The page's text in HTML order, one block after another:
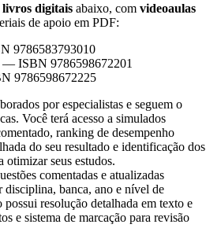
livros digitais abaixo, com videoaulas
de apoio em PDF:
9786583793010
— ISBN 9786598672201
9786598672225
por especialistas e seguem o
Você terá acesso a simulados
ranking de desempenho
do seu resultado e identificação dos
otimizar seus estudos.
comentadas e atualizadas
disciplina, banca, ano e nível de
resolução detalhada em texto e
e sistema de marcação para revisão